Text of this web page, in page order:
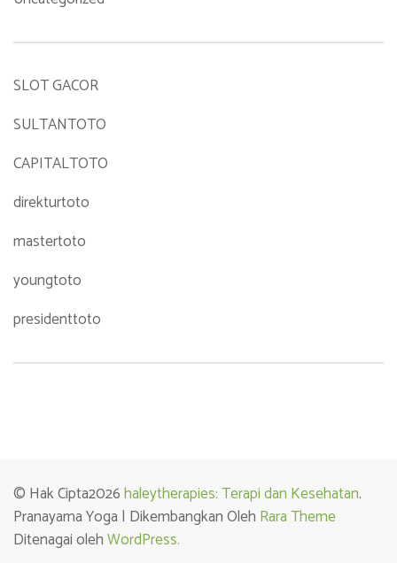
SLOT GACOR
SULTANTOTO
CAPITALTOTO
direkturtoto
mastertoto
youngtoto
presidenttoto
© Hak Cipta2026haleytherapies: Terapi dan Kesehatan.
Pranayama Yoga | Dikembangkan Oleh Rara Theme
Ditenagai olehWordPress.